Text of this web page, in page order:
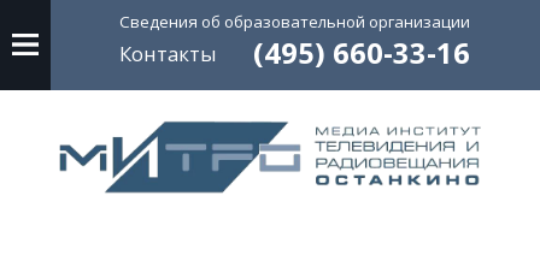
Сведения об образовательной организации
Контакты (495) 660-33-16